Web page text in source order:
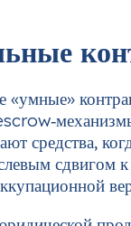
средства,
сдвигом